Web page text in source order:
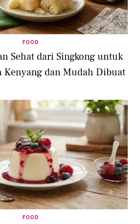
FOOD
Sehat dari Singkong untuk
Kenyang dan Mudah Dibuat
FOOD